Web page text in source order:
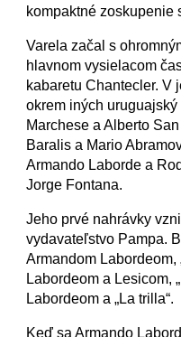
kompaktné zoskupenie
Varela začal s
hlavnom vysielacom
kabaretu Chantecler. V
okrem iných
Marchese a Alberto
Baralis a Mario
Armando Laborde a
Jorge Fontana.
Jeho prvé nahrávky
vydavateľstvo Pampa.
Armandom Labordeom,
Labordeom a Lesicom,
Labordeom a „La trilla“.
Keď sa Armando